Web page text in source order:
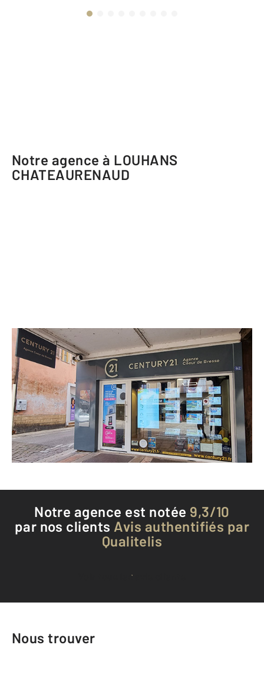
Notre agence à LOUHANS
CHATEAURENAUD
CENTURY 21 Agence Coeur de Bresse
62 grande Rue
LOUHANS CHATEAURENAUD - 71500
Envoyer un message
Téléphoner à l'agence
Notre agence est notée 9,3/10
par nos clients Avis authentifiés par
Qualitelis
Voir tous les avis clients
Nous trouver